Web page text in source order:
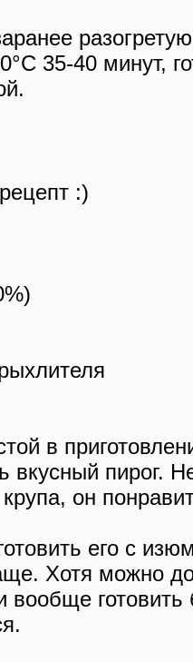
35-40 минут,
:)
в
вкусный пирог.
он
его с
Хотя можно
вообще готовить